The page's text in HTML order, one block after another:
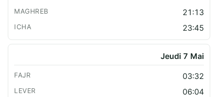
21:13
23:45
Jeudi 7 Mai
03:32
06:04